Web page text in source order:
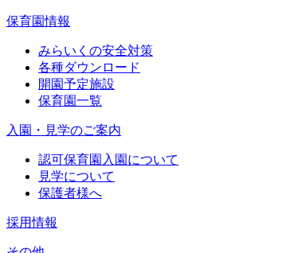
保育園情報
みらいくの安全対策
各種ダウンロード
開園予定施設
保育園一覧
入園・見学のご案内
認可保育園入園について
見学について
保護者様へ
採用情報